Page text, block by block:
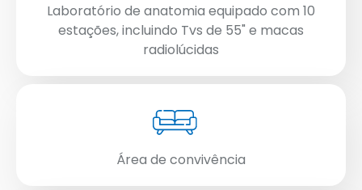
Laboratório de anatomia equipado com 10
estações, incluindo Tvs de 55" e macas
radiolúcidas
Área de convivência